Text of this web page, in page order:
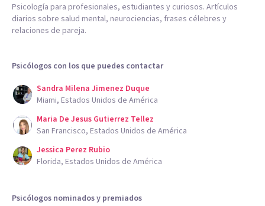
Psicología para profesionales, estudiantes y curiosos. Artículos
diarios sobre salud mental, neurociencias, frases célebres y
relaciones de pareja.
Psicólogos con los que puedes contactar
Sandra Milena Jimenez Duque
Miami, Estados Unidos de América
Maria De Jesus Gutierrez Tellez
San Francisco, Estados Unidos de América
Jessica Perez Rubio
Florida, Estados Unidos de América
Psicólogos nominados y premiados